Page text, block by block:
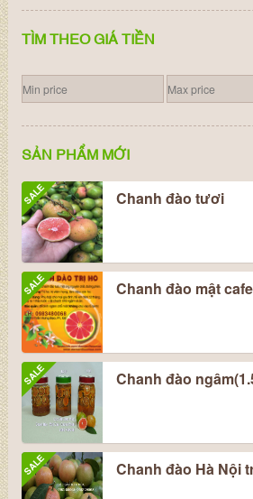
TÌM THEO GIÁ TIỀN
SẢN PHẨM MỚI
SALE Chanh đào tươi
SALE Chanh đào mật
SALE Chanh đào
SALE Chanh đào Hà Nội